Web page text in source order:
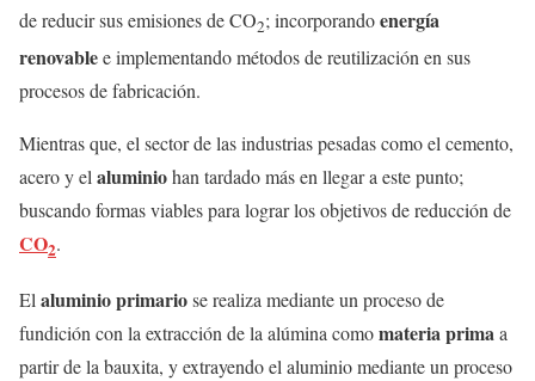
de reducir sus emisiones de CO2; incorporandoenergía
renovablee implementando métodos de reutilización en sus
procesos de fabricación.
Mientras que, el sector de las industrias pesadas como el cemento,
acero y el aluminiohan tardado más en llegar a este punto;
buscando formas viables para lograr los objetivos de reducción de
CO2.
El aluminio primariose realiza mediante un proceso de
fundición con la extracción de la alúmina comomateria primaa
partir de la bauxita, y extrayendo el aluminio mediante un proceso